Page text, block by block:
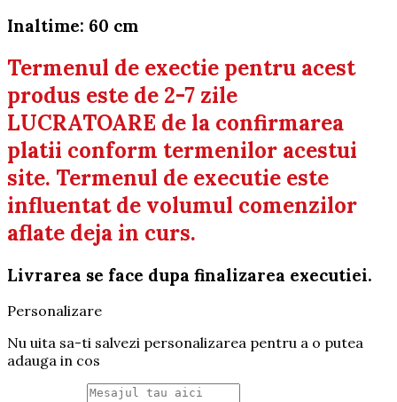
Inaltime: 60 cm
Termenul de exectie pentru acest
produs este de 2-7 zile
LUCRATOARE de la confirmarea
platii conform termenilor acestui
site. Termenul de executie este
influentat de volumul comenzilor
aflate deja in curs.
Livrarea se face dupa finalizarea executiei.
Personalizare
Nu uita sa-ti salvezi personalizarea pentru a o putea
adauga in cos